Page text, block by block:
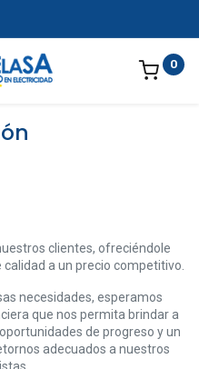
0
clientes, ofreciéndole
a un precio competitivo.
necesidades, esperamos
que nos permita brindar a
de progreso y un
adecuados a nuestros